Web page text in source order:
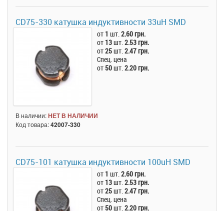
CD75-330 катушка индуктивности 33uH SMD
от 1 шт.2.60 грн.
от 13шт.2.53 грн.
от25шт.2.47 грн.
Спец. цена
от 50шт.2.20 грн.
В наличии:НЕТ В НАЛИЧИИ
Код товара:42007-330
CD75-101 катушка индуктивности 100uH SMD
от 1 шт.2.60 грн.
от 13шт.2.53 грн.
от25шт.2.47 грн.
Спец. цена
от 50шт.2.20 грн.